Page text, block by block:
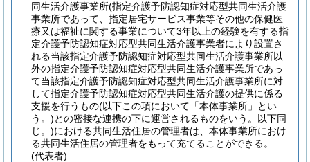
同生活介護事業所(指定介護予防認知症対応型共同生活介護
事業所であって、指定居宅サービス事業等その他の保健医
療又は福祉に関する事業について3年以上の経験を有する指
定介護予防認知症対応型共同生活介護事業者により設置さ
れる当該指定介護予防認知症対応型共同生活介護事業所以
外の指定介護予防認知症対応型共同生活介護事業所であっ
て当該指定介護予防認知症対応型共同生活介護事業所に対
して指定介護予防認知症対応型共同生活介護の提供に係る
支援を行うもの(以下この項において「本体事業所」とい
う。)との密接な連携の下に運営されるものをいう。以下同
じ。)における共同生活住居の管理者は、本体事業所におけ
る共同生活住居の管理者をもって充てることができる。
(代表者)